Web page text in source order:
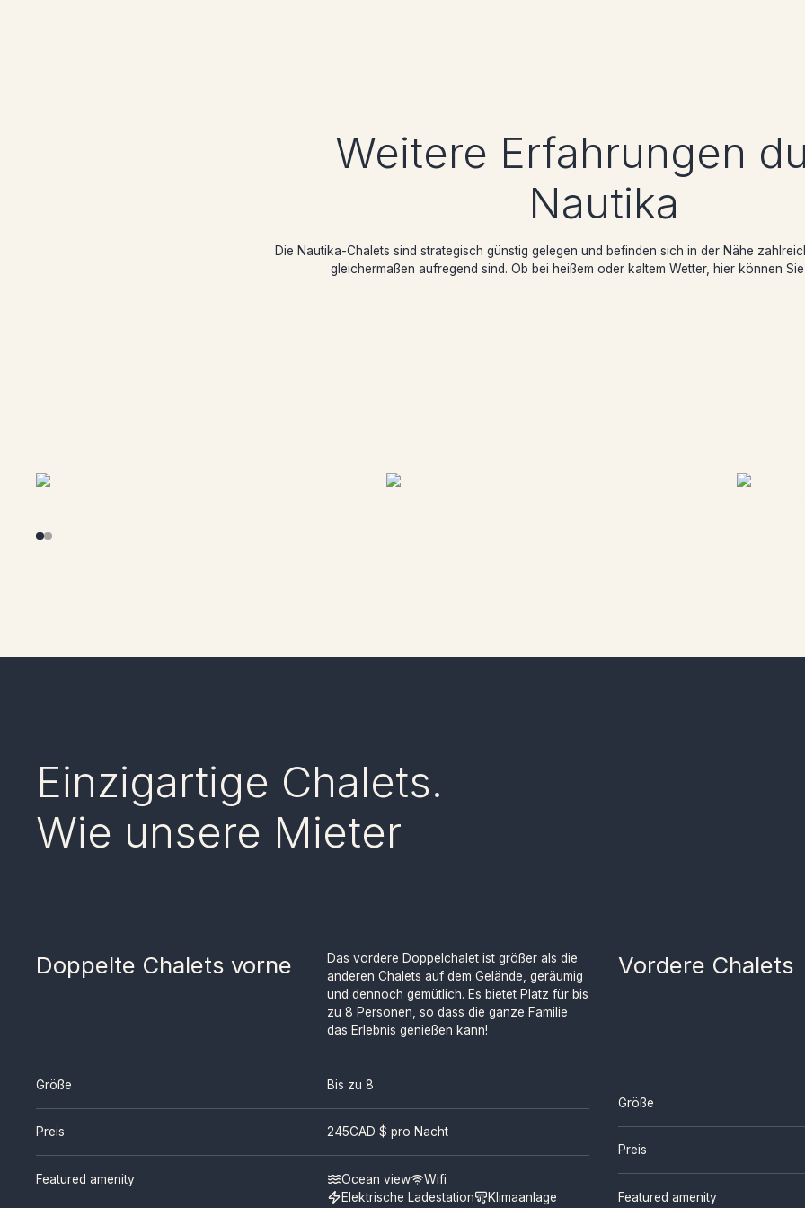
Weitere Erfahrungen
Nautika
Die Nautika-Chalets sind strategisch günstig gelegen und befinden sich in der Nähe
gleichermaßen aufregend sind. Ob bei heißem oder kaltem Wetter, hier können
Einzigartige Chalets.
Wie unsere Mieter
Doppelte Chalets vorne
Das vordere Doppelchalet ist größer als die
anderen Chalets auf dem Gelände, geräumig
und dennoch gemütlich. Es bietet Platz für bis
zu 8 Personen, so dass die ganze Familie
das Erlebnis genießen kann!
Größe Bis zu 8
Preis 245CAD $ pro Nacht
Featured amenity Ocean view
Wifi
Elektrische Ladestation
Klimaanlage
Vordere Chalets
Größe
Preis
Featured amenity